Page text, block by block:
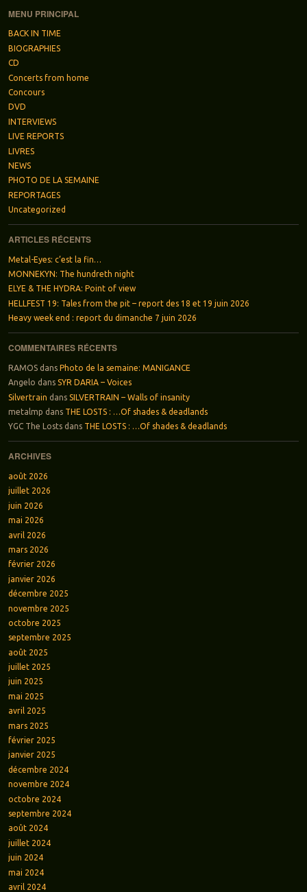
MENU PRINCIPAL
BACK IN TIME
BIOGRAPHIES
CD
Concerts from home
Concours
DVD
INTERVIEWS
LIVE REPORTS
LIVRES
NEWS
PHOTO DE LA SEMAINE
REPORTAGES
Uncategorized
ARTICLES RÉCENTS
Metal-Eyes: c’est la fin…
MONNEKYN: The hundreth night
ELYE & THE HYDRA: Point of view
HELLFEST 19: Tales from the pit – report des 18 et 19 juin 2026
Heavy week end : report du dimanche 7 juin 2026
COMMENTAIRES RÉCENTS
RAMOSdans Photo de la semaine: MANIGANCE
Angelo dans SYR DARIA – Voices
Silvertrain dans SILVERTRAIN – Walls of insanity
metalmp dans THE LOSTS : …Of shades & deadlands
YGC The Lostsdans THE LOSTS : …Of shades & deadlands
ARCHIVES
août 2026
juillet 2026
juin 2026
mai 2026
avril 2026
mars 2026
février 2026
janvier 2026
décembre 2025
novembre 2025
octobre 2025
septembre 2025
août 2025
juillet 2025
juin 2025
mai 2025
avril 2025
mars 2025
février 2025
janvier 2025
décembre 2024
novembre 2024
octobre 2024
septembre 2024
août 2024
juillet 2024
juin 2024
mai 2024
avril 2024